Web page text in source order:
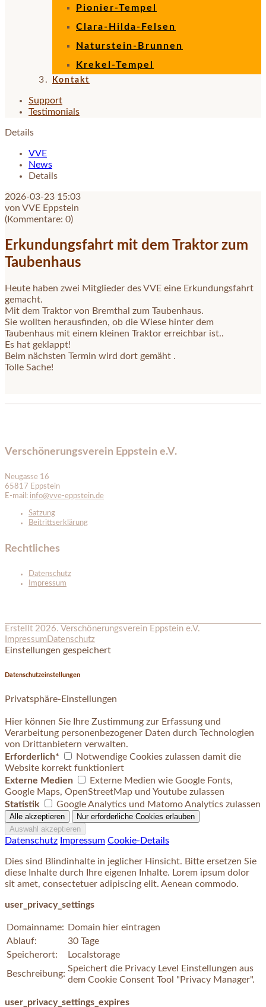
Pionier-Tempel
Clara-Hilda-Felsen
Naturstein-Brunnen
Krekel-Tempel
Kontakt
Support
Testimonials
Details
VVE
News
Details
2026-03-23 15:03
von VVE Eppstein
(Kommentare: 0)
Erkundungsfahrt mit dem Traktor zum
Taubenhaus
Heute haben zwei Mitglieder des VVE eine Erkundungsfahrt
gemacht.
Mit dem Traktor von Bremthal zum Taubenhaus.
Sie wollten herausfinden, ob die Wiese hinter dem
Taubenhaus mit einem kleinen Traktor erreichbar ist..
Es hat geklappt!
Beim nächsten Termin wird dort gemäht .
Tolle Sache!
Verschönerungsverein Eppstein e.V.
Neugasse 16
65817 Eppstein
E-mail: info@vve-eppstein.de
Satzung
Beitrittserklärung
Rechtliches
Datenschutz
Impressum
Erstellt 2026. Verschönerungsverein Eppstein e.V.
Impressum Datenschutz
Einstellungen gespeichert
Datenschutzeinstellungen
Privatsphäre-Einstellungen
Hier können Sie Ihre Zustimmung zur Erfassung und
Verarbeitung personenbezogener Daten durch Technologien
von Drittanbietern verwalten.
Erforderlich*
Notwendige Cookies zulassen damit die
Website korrekt funktioniert
Externe Medien
Externe Medien wie Google Fonts,
Google Maps, OpenStreetMap und Youtube zulassen
Statistik
Google Analytics und Matomo Analytics zulassen
Datenschutz Impressum Cookie-Details
Dies sind Blindinhalte in jeglicher Hinsicht. Bitte ersetzen Sie
diese Inhalte durch Ihre eigenen Inhalte. Lorem ipsum dolor
sit amet, consectetuer adipiscing elit. Aenean commodo.
user_privacy_settings
Domainname:
Domain hier eintragen
Ablauf:
30 Tage
Speicherort:
Localstorage
Beschreibung:
Speichert die Privacy Level Einstellungen aus
dem Cookie Consent Tool "Privacy Manager".
user_privacy_settings_expires